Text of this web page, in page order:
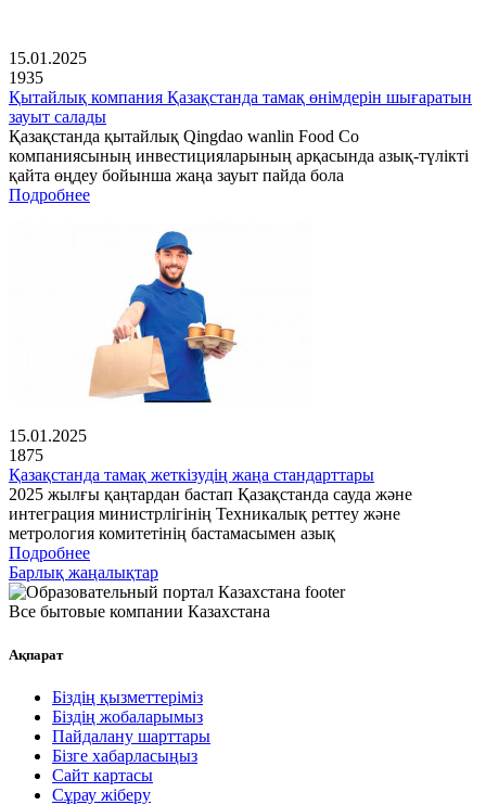
15.01.2025
1935
Қытайлық компания Қазақстанда тамақ өнімдерін шығаратын
зауыт салады
Қазақстанда қытайлық Qingdao wanlin Food Co
компаниясының инвестицияларының арқасында азық-түлікті
қайта өңдеу бойынша жаңа зауыт пайда бола
Подробнее
15.01.2025
1875
Қазақстанда тамақ жеткізудің жаңа стандарттары
2025 жылғы қаңтардан бастап Қазақстанда сауда және
интеграция министрлігінің Техникалық реттеу және
метрология комитетінің бастамасымен азық
Подробнее
Барлық жаңалықтар
Все бытовые компании Казахстана
Ақпарат
Біздің қызметтеріміз
Біздің жобаларымыз
Пайдалану шарттары
Бізге хабарласыңыз
Сайт картасы
Сұрау жіберу